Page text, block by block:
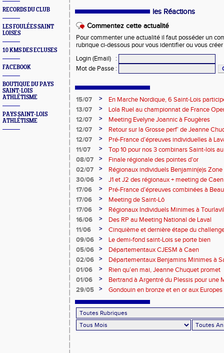
RECORDS DU CLUB
LES FOULÉES SAINT
LOISES
10 KMS DES ECLUSES
FACEBOOK
BOUTIQUE DU PAYS
SAINT-LOIS
ATHLÉTISME
PAYS SAINT-LOIS
ATHLÉTISME
les Réactions
Commentez cette actualité
Pour commenter une actualité il faut posséder un
rubrique ci-dessous pour vous identifier ou vous
Login (Email)
:
Mot de Passe :
15/07 >
En Marche Nordique, 6 Saint-Lois
13/07
>
Lola Ruel au championnat de France
12/07
>
Meeting Evelyne Joannic à Fougères
12/07
>
Retour sur la Grosse perf’ de Jeanne
de l’Est Lyonnais
12/07 >
Pré-France d’épreuves individuelles à
11/07
>
Top 10 pour nos 3 combinars Saint-lois
d'EC à Aix-en-Provence
08/07 >
Finale régionale des pointes d'or
02/07
>
Régionaux individuels Benjamin(e)s
30/06
>
J1 et J2 des régionaux + meeting de Caen
17/06
>
Pré-France d’épreuves combinées à
17/06
>
Meeting de Saint-Lô
17/06
>
Régionaux Individuels Minimes à
16/06
>
Des RP au Meeting National de Laval
11/06
>
Cinquième et dernière étape du
09/06
>
Le demi-fond saint-Lois se porte bien
05/06
>
Départementaux CJESM à Caen
02/06
>
Départementaux Benjamins Minimes à
01/06
>
Rien qu’en mai, Jeanne Chuquet promet
01/06
>
Bertrand à Argentré du Plessis pour une
29/05
> Gondouin en bronze et en or aux Europes